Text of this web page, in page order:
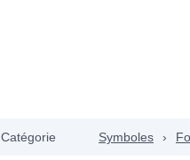
Catégorie Symboles ›